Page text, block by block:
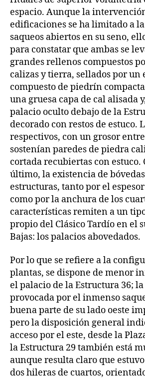
espacio. Aunque la
edificaciones se ha limitado a
saqueos abiertos en su seno,
para constatar que ambas se
grandes rellenos compuestos
calizas y tierra, sellados por un
compuesto de piedrín
una gruesa capa de cal alisada
palacio oculto debajo de la
decorado con restos de estuco.
respectivos, con un grosor
sostenían paredes de piedra
cortada recubiertas con
último, la existencia de
estructuras, tanto por el
como por la anchura de los
características remiten a un
propio del Clásico Tardío en el
Bajas: los palacios abovedados.
Por lo que se refiere a la
plantas, se dispone de menor
el palacio de la Estructura 36;
provocada por el inmenso
buena parte de su lado oeste
pero la disposición general
acceso por el este, desde la
la Estructura 29 también está
aunque resulta claro que
dos hileras de cuartos,